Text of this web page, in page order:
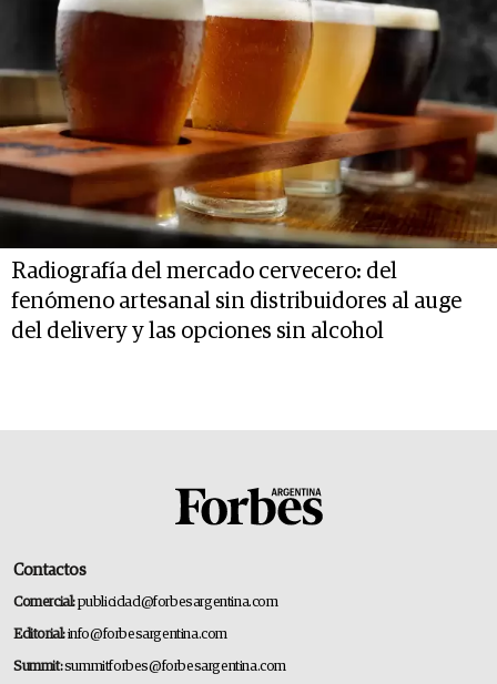
Radiografía del mercado cervecero: del
fenómeno artesanal sin distribuidores al auge
del delivery y las opciones sin alcohol
Contactos
Comercial:publicidad@forbesargentina.com
Editorial:info@forbesargentina.com
Summit:summitforbes@forbesargentina.com